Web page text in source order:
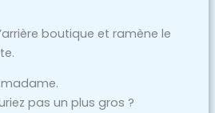
boutique et ramène le
pas un plus gros ?